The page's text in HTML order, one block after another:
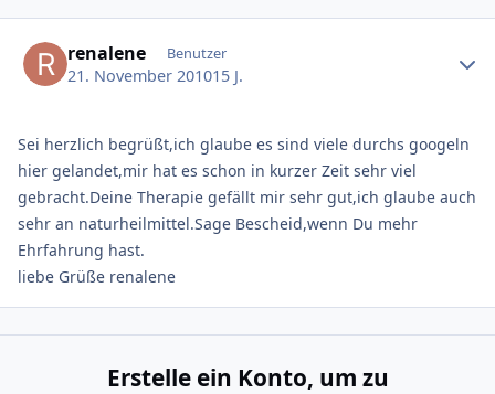
renalene Benutzer
21. November 201015 J.
Sei herzlich begrüßt,ich glaube es sind viele durchs googeln
hier gelandet,mir hat es schon in kurzer Zeit sehr viel
gebracht.Deine Therapie gefällt mir sehr gut,ich glaube auch
sehr an naturheilmittel.Sage Bescheid,wenn Du mehr
Ehrfahrung hast.
liebe Grüße renalene
Erstelle ein Konto, um zu